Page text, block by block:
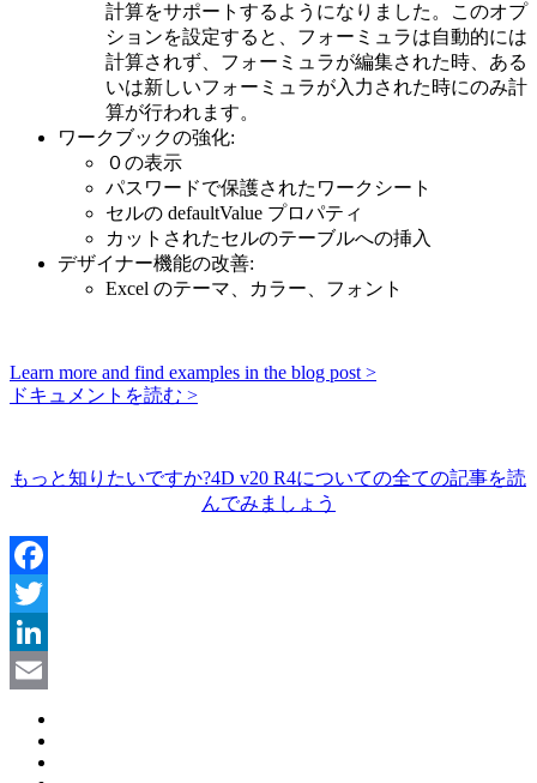
計算をサポートするようになりました。このオプ
ションを設定すると、フォーミュラは自動的には
計算されず、フォーミュラが編集された時、ある
いは新しいフォーミュラが入力された時にのみ計
算が行われます。
ワークブックの強化:
０の表示
パスワードで保護されたワークシート
セルの defaultValue プロパティ
カットされたセルのテーブルへの挿入
デザイナー機能の改善:
Excel のテーマ、カラー、フォント
Learn more and find examples in the blog post >
ドキュメントを読む >
もっと知りたいですか?4D v20 R4についての全ての記事を読
んでみましょう
Facebook
Twitter
LinkedIn